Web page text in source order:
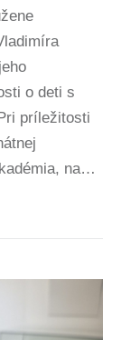
o deti s
príležitosti
na…